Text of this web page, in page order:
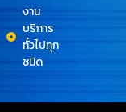
งาน
บริการ
ทั่วไปทุก
ชนิด